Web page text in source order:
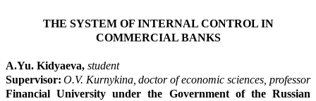
THE SYSTEM OF INTERNAL CONTROL IN
COMMERCIAL BANKS
A.Yu. Kidyaeva, student
Supervisor: O.V. Kurnykina, doctor of economic sciences, professor
Financial University under the Government of the Russian